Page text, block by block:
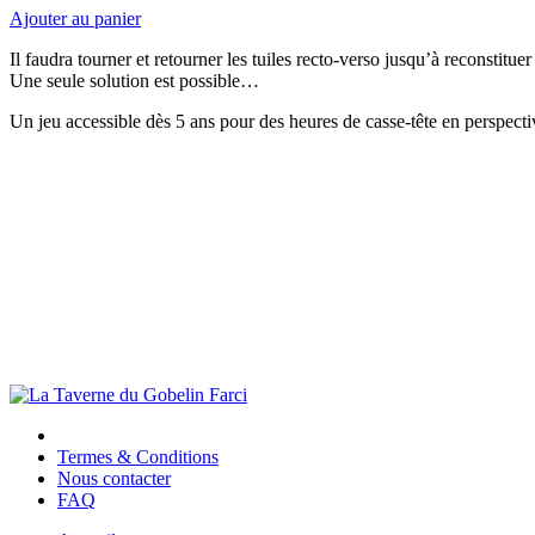
Ajouter au panier
Il faudra tourner et retourner les tuiles recto-verso jusqu’à
Une seule solution est possible…
Un jeu accessible dès 5 ans pour des heures de casse-tête en
Termes & Conditions
Nous contacter
FAQ